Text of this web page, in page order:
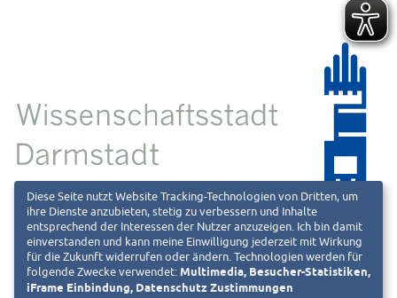
Wissenschaftsstadt Darmstadt
Der Magistrat
Pressestelle
Diese Seite nutzt Website Tracking-Technologien von Dritten, um
ihre Dienste anzubieten, stetig zu verbessern und Inhalte
entsprechend der Interessen der Nutzer anzuzeigen. Ich bin damit
einverstanden und kann meine Einwilligung jederzeit mit Wirkung
für die Zukunft widerrufen oder ändern. Technologien werden für
folgende Zwecke verwendet: Multimedia, Besucher-Statistiken,
iFrame Einbindung, Datenschutz Zustimmungen